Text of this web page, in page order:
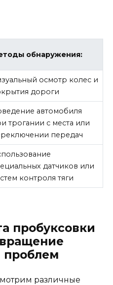
обнаружения:
осмотр колес и
дороги
автомобиля
трогании с места или
передач
датчиков или
контроля тяги
пробуксовки
проблем
различные